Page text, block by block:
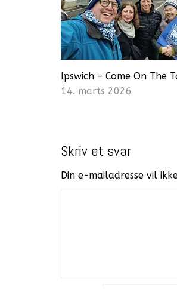
Ipswich – Come On The
14. marts 2026
Skriv et svar
Din e-mailadresse vil